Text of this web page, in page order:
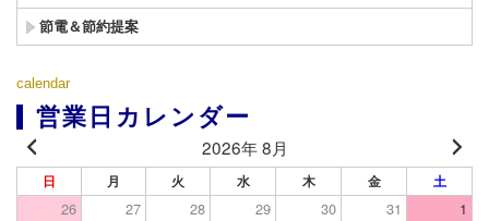
節電＆節約提案
calendar
営業日カレンダー
2026年 8月
日 月 火 水 木 金 土
26 27 28 29 30 31
1